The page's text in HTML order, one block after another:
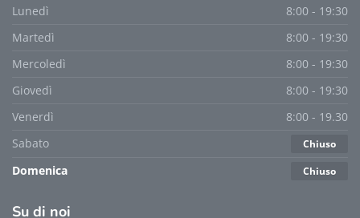
Lunedì
8:00 - 19:30
Martedì
8:00 - 19:30
Mercoledì
8:00 - 19:30
Giovedì
8:00 - 19:30
Venerdì
8:00 - 19.30
Sabato
Chiuso
Domenica Chiuso
Su di noi